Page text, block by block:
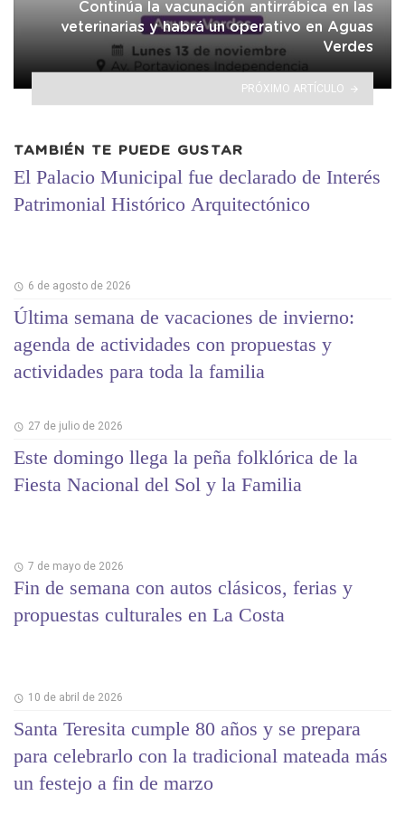
Continúa la vacunación antirrábica en las
veterinarias y habrá un operativo en Aguas
Verdes
PRÓXIMO ARTÍCULO
TAMBIÉN TE PUEDE GUSTAR
El Palacio Municipal fue declarado de Interés
Patrimonial Histórico Arquitectónico
6 de agosto de 2026
Última semana de vacaciones de invierno:
agenda de actividades con propuestas y
actividades para toda la familia
27 de julio de 2026
Este domingo llega la peña folklórica de la
Fiesta Nacional del Sol y la Familia
7 de mayo de 2026
Fin de semana con autos clásicos, ferias y
propuestas culturales en La Costa
10 de abril de 2026
Santa Teresita cumple 80 años y se prepara
para celebrarlo con la tradicional mateada más
un festejo a fin de marzo